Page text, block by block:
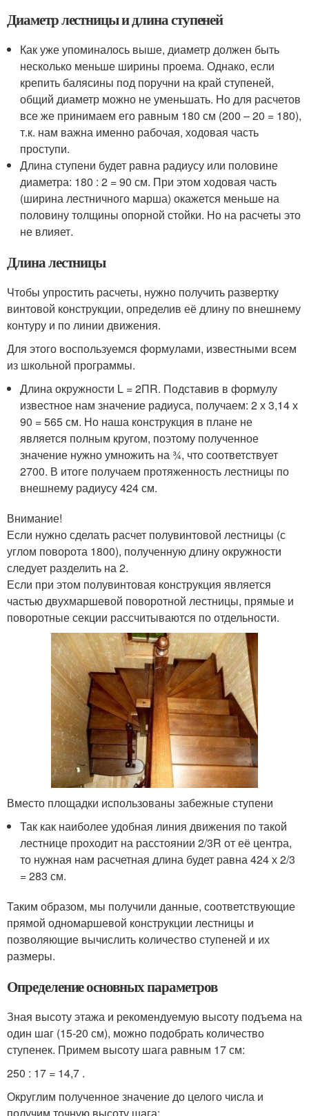
Диаметр лестницы и длина ступеней
Как уже упоминалось выше, диаметр должен быть
несколько меньше ширины проема. Однако, если
крепить балясины под поручни на край ступеней,
общий диаметр можно не уменьшать. Но для расчетов
все же принимаем его равным 180 см (200 – 20 = 180),
т.к. нам важна именно рабочая, ходовая часть
проступи.
Длина ступени будет равна радиусу или половине
диаметра: 180 : 2 = 90 см. При этом ходовая часть
(ширина лестничного марша) окажется меньше на
половину толщины опорной стойки. Но на расчеты это
не влияет.
Длина лестницы
Чтобы упростить расчеты, нужно получить развертку
винтовой конструкции, определив её длину по внешнему
контуру и по линии движения.
Для этого воспользуемся формулами, известными всем
из школьной программы.
Длина окружности L = 2ПR. Подставив в формулу
известное нам значение радиуса, получаем: 2 х 3,14 х
90 = 565 см. Но наша конструкция в плане не
является полным кругом, поэтому полученное
значение нужно умножить на ¾, что соответствует
2700. В итоге получаем протяженность лестницы по
внешнему радиусу 424 см.
Внимание!
Если нужно сделать расчет полувинтовой лестницы (с
углом поворота 1800), полученную длину окружности
следует разделить на 2.
Если при этом полувинтовая конструкция является
частью двухмаршевой поворотной лестницы, прямые и
поворотные секции рассчитываются по отдельности.
Вместо площадки использованы забежные ступени
Так как наиболее удобная линия движения по такой
лестнице проходит на расстоянии 2/3R от её центра,
то нужная нам расчетная длина будет равна 424 х 2/3
= 283 см.
Таким образом, мы получили данные, соответствующие
прямой одномаршевой конструкции лестницы и
позволяющие вычислить количество ступеней и их
размеры.
Определение основных параметров
Зная высоту этажа и рекомендуемую высоту подъема на
один шаг (15-20 см), можно подобрать количество
ступенек. Примем высоту шага равным 17 см:
250 : 17 = 14,7 .
Округлим полученное значение до целого числа и